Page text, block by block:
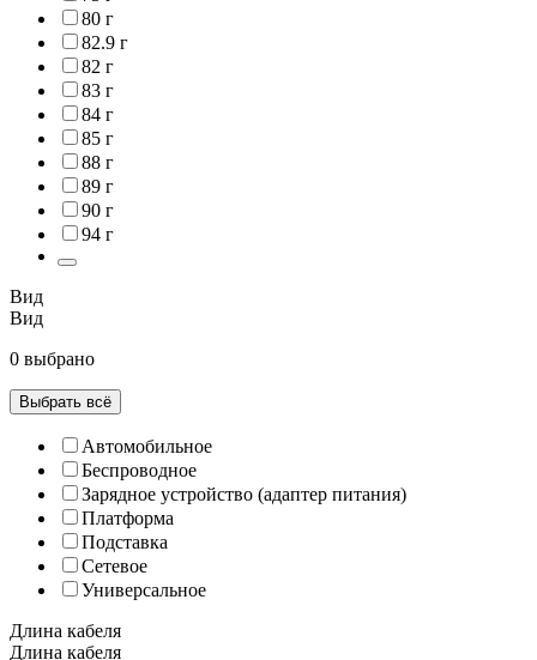
80 г
82.9 г
82 г
83 г
84 г
85 г
88 г
89 г
90 г
94 г
Вид
Вид
0 выбрано
Выбрать всё
Автомобильное
Беспроводное
Зарядное устройство (адаптер питания)
Платформа
Подставка
Сетевое
Универсальное
Длина кабеля
Длина кабеля